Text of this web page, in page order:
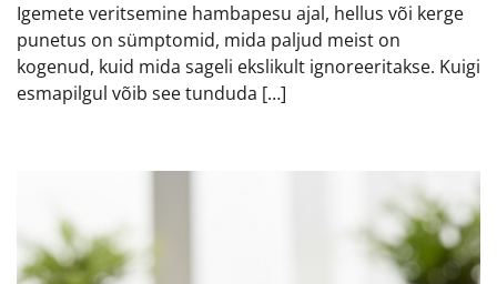
Igemete veritsemine hambapesu ajal, hellus või kerge
punetus on sümptomid, mida paljud meist on
kogenud, kuid mida sageli ekslikult ignoreeritakse. Kuigi
esmapilgul võib see tunduda […]